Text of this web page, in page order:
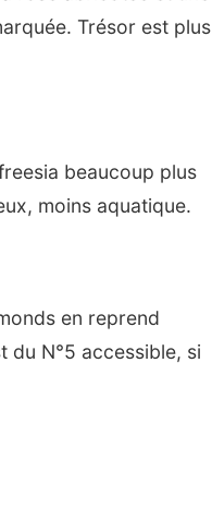
Trésor est plus
beaucoup plus
moins aquatique.
en reprend
du N°5 accessible, si